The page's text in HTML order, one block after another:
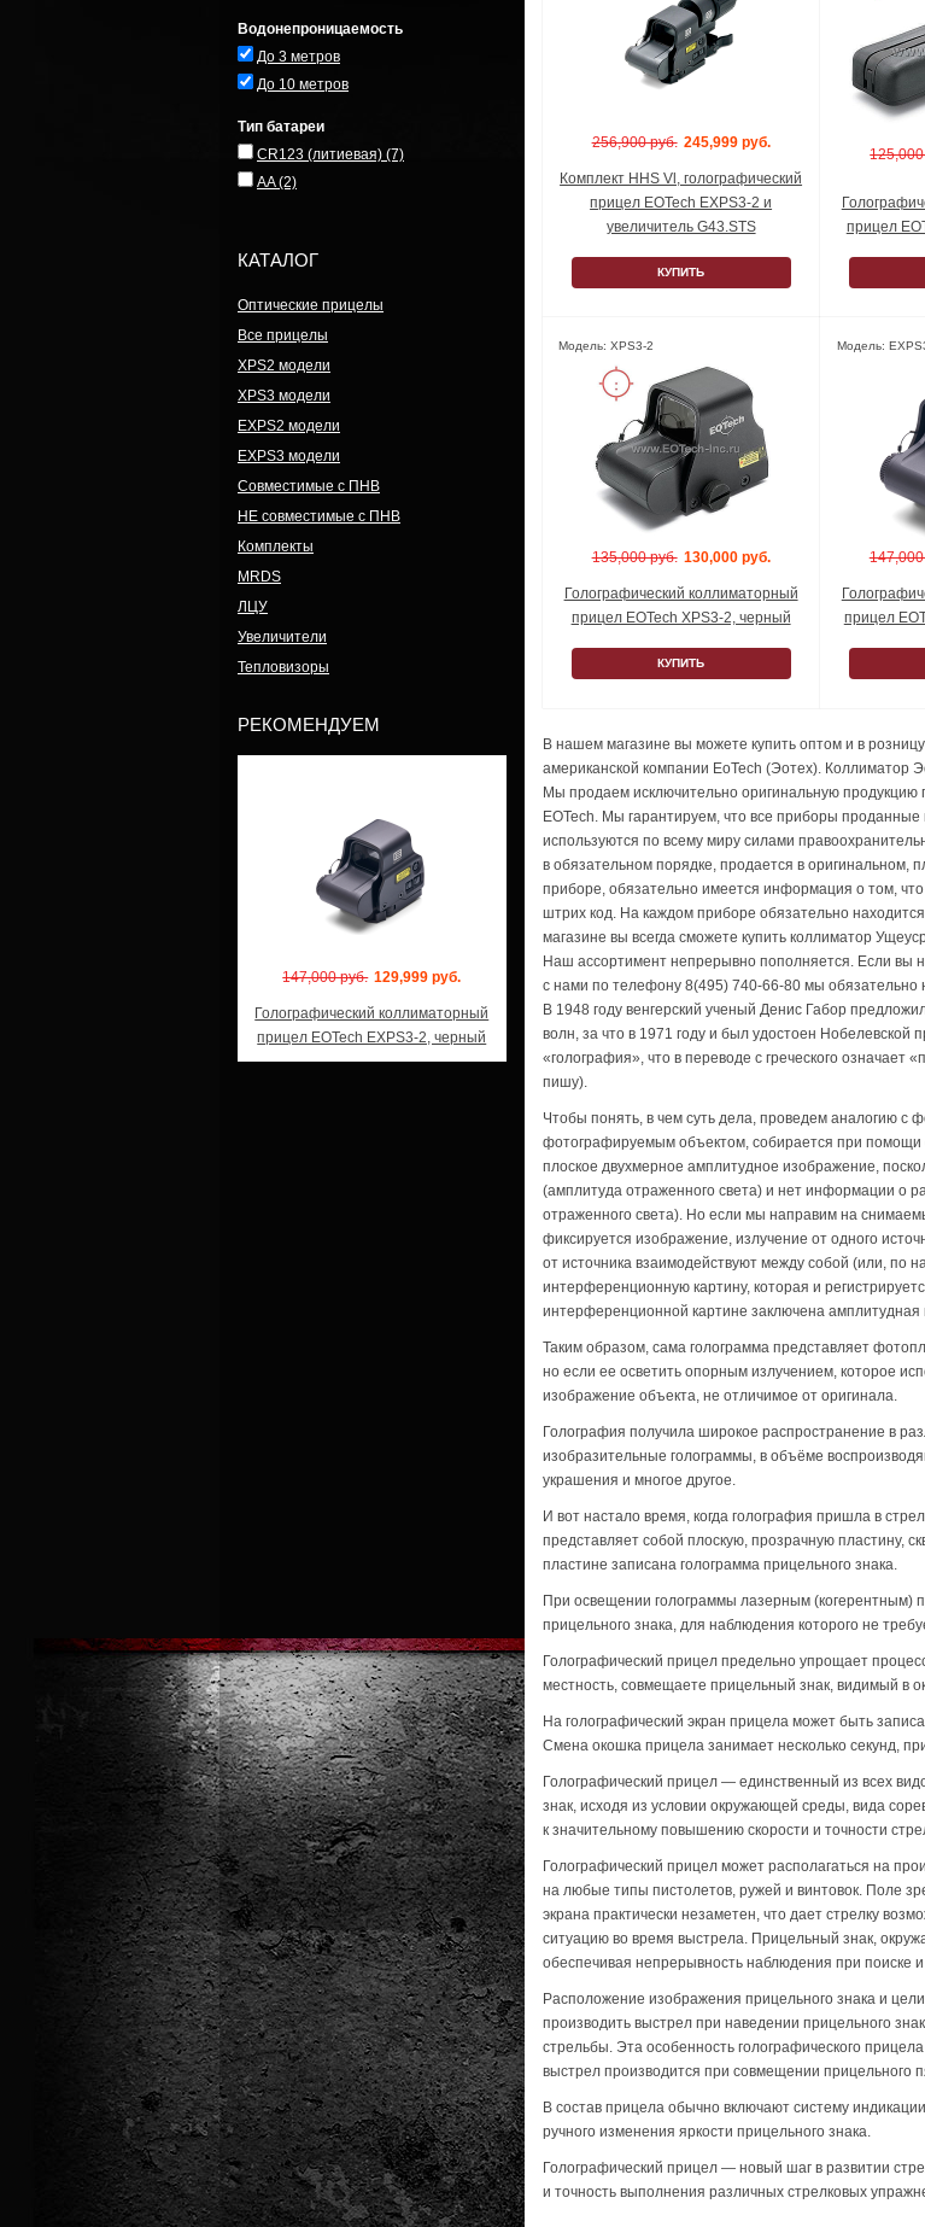
Водонепроницаемость
До 3 метров
До 10 метров
Тип батареи
CR123 (литиевая) (7)
AA(2)
КАТАЛОГ
Оптические прицелы
Все прицелы
XPS2 модели
XPS3 модели
EXPS2 модели
EXPS3 модели
Совместимые с ПНВ
НЕ совместимые с ПНВ
Комплекты
MRDS
ЛЦУ
Увеличители
Тепловизоры
РЕКОМЕНДУЕМ
147,000 руб. 129,999 руб.
Голографический коллиматорный
прицел EOTech EXPS3-2, черный
256,900 руб. 245,999 руб.
Комплект HHS Vl, голографический
прицел EOTech EXPS3-2 и
увеличитель G43.STS
КУПИТЬ
прицел
Модель: XPS3-2
135,000 руб. 130,000 руб.
Голографический коллиматорный
прицел EOTech XPS3-2, черный
КУПИТЬ
Модель:
прицел
В нашем магазине вы можете купить оптом и в
американской компании EoTech (Эотех). Коллиматор
Мы продаем исключительно оригинальную
EOTech. Мы гарантируем, что все приборы
используются по всему миру силами
в обязательном порядке, продается в оригинальном,
приборе, обязательно имеется информация о том,
штрих код. На каждом приборе обязательно
магазине вы всегда сможете купить коллиматор
Наш ассортимент непрерывно пополняется. Если вы
с нами по телефону 8(495) 740-66-80мы обязательно
В 1948 году венгерский ученый Денис Габор
волн, за что в 1971 году и был удостоен
«голография», что в переводе с греческого
пишу).
Чтобы понять, в чем суть дела, проведем аналогию
фотографируемым объектом, собирается при помощи
плоское двухмерное амплитудное изображение,
(амплитуда отраженного света) и нет информации о
отраженного света). Но если мы направим на
фиксируется изображение, излучение от одного
от источника взаимодействуют между собой (или, по
интерференционную картину, которая и
интерференционной картине заключена
Таким образом, сама голограмма представляет
но если ее осветить опорным излучением, которое
изображение объекта, не отличимое от оригинала.
Голография получила широкое распространение в
изобразительные голограммы, в объёме
украшения и многое другое.
И вот настало время, когда голография пришла в
представляет собой плоскую, прозрачную пластину,
пластине записана голограмма прицельного знака.
При освещении голограммы лазерным (когерентным)
прицельного знака, для наблюдения которого не
Голографический прицел предельно упрощает
местность, совмещаете прицельный знак, видимый в
На голографический экран прицела может быть
Смена окошка прицела занимает несколько секунд,
Голографический прицел — единственный из всех
знак, исходя из условии окружающей среды, вида
к значительному повышению скорости и точности
Голографический прицел может располагаться на
на любые типы пистолетов, ружей и винтовок. Поле
экрана практически незаметен, что дает стрелку
ситуацию во время выстрела. Прицельный знак,
обеспечивая непрерывность наблюдения при поиске
Расположение изображения прицельного знака и
производить выстрел при наведении прицельного
стрельбы. Эта особенность голографического
выстрел производится при совмещении прицельного
В состав прицела обычно включают систему
ручного изменения яркости прицельного знака.
Голографический прицел — новый шаг в развитии
и точность выполнения различных стрелковых